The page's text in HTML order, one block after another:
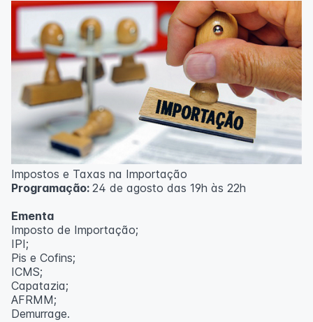
Impostos e Taxas na Importação
Programação: 24 de agosto das 19h às 22h
Ementa
Imposto de Importação;
IPI;
Pis e Cofins;
ICMS;
Capatazia;
AFRMM;
Demurrage.